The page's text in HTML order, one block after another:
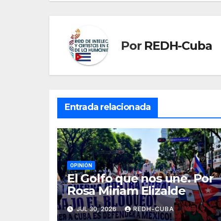
Por REDH-Cuba
Entrada relacionada
OPINIÓN
El Golfo que nos une. Por
Rosa Miriam Elizalde
JUL 30, 2026 REDH-CUBA